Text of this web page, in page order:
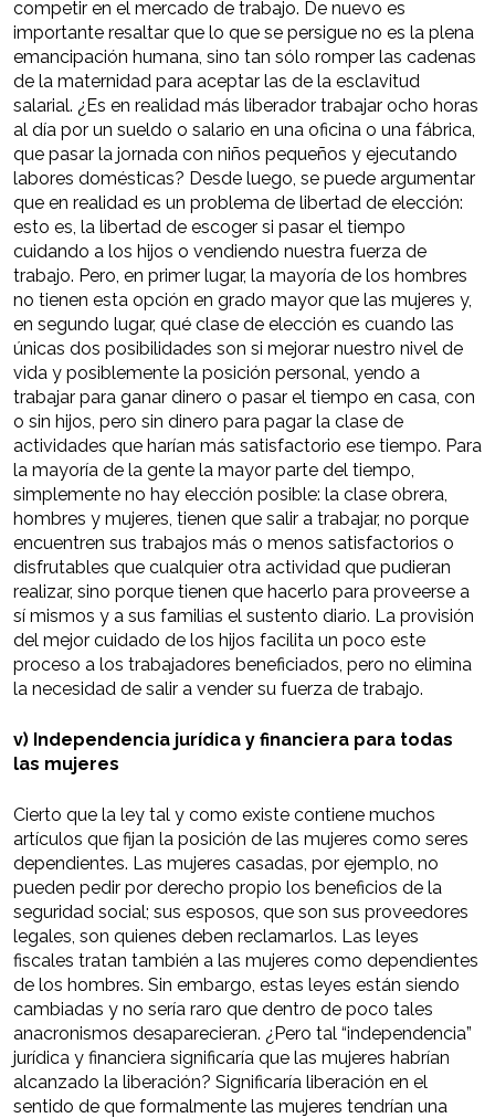
competir en el mercado de trabajo. De nuevo es
importante resaltar que lo que se persigue no es la plena
emancipación humana, sino tan sólo romper las cadenas
de la maternidad para aceptar las de la esclavitud
salarial. ¿Es en realidad más liberador trabajar ocho horas
al día por un sueldo o salario en una oficina o una fábrica,
que pasar la jornada con niños pequeños y ejecutando
labores domésticas? Desde luego, se puede argumentar
que en realidad es un problema de libertad de elección:
esto es, la libertad de escoger si pasar el tiempo
cuidando a los hijos o vendiendo nuestra fuerza de
trabajo. Pero, en primer lugar, la mayoría de los hombres
no tienen esta opción en grado mayor que las mujeres y,
en segundo lugar, qué clase de elección es cuando las
únicas dos posibilidades son si mejorar nuestro nivel de
vida y posiblemente la posición personal, yendo a
trabajar para ganar dinero o pasar el tiempo en casa, con
o sin hijos, pero sin dinero para pagar la clase de
actividades que harían más satisfactorio ese tiempo. Para
la mayoría de la gente la mayor parte del tiempo,
simplemente no hay elección posible: la clase obrera,
hombres y mujeres, tienen que salir a trabajar, no porque
encuentren sus trabajos más o menos satisfactorios o
disfrutables que cualquier otra actividad que pudieran
realizar, sino porque tienen que hacerlo para proveerse a
sí mismos y a sus familias el sustento diario. La provisión
del mejor cuidado de los hijos facilita un poco este
proceso a los trabajadores beneficiados, pero no elimina
la necesidad de salir a vender su fuerza de trabajo.
v) Independencia jurídica y financiera para todas
las mujeres
Cierto que la ley tal y como existe contiene muchos
artículos que fijan la posición de las mujeres como seres
dependientes. Las mujeres casadas, por ejemplo, no
pueden pedir por derecho propio los beneficios de la
seguridad social; sus esposos, que son sus proveedores
legales, son quienes deben reclamarlos. Las leyes
fiscales tratan también a las mujeres como dependientes
de los hombres. Sin embargo, estas leyes están siendo
cambiadas y no sería raro que dentro de poco tales
anacronismos desaparecieran. ¿Pero tal “independencia”
jurídica y financiera significaría que las mujeres habrían
alcanzado la liberación? Significaría liberación en el
sentido de que formalmente las mujeres tendrían una